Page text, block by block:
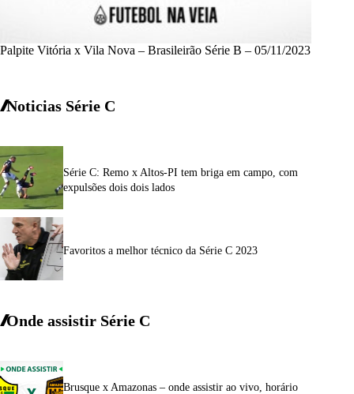
Palpite Vitória x Vila Nova – Brasileirão Série B – 05/11/2023
Noticias Série C
Série C: Remo x Altos-PI tem briga em campo, com
expulsões dois dois lados
Favoritos a melhor técnico da Série C 2023
Onde assistir Série C
Brusque x Amazonas – onde assistir ao vivo, horário